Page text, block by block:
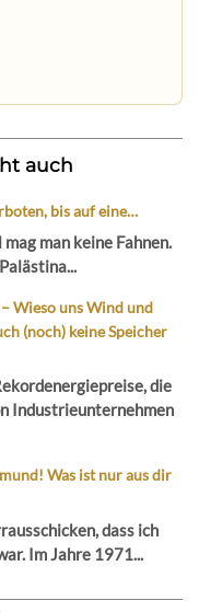
auch
bis auf eine…
man keine Fahnen.
Wieso uns Wind und
(noch) keine Speicher
die
Industrieunternehmen
Was ist nur aus dir
dass ich
Im Jahre 1971...